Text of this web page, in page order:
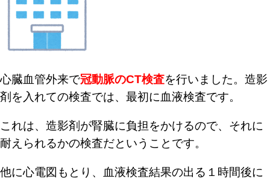
心臓血管外来で冠動脈のCT検査を行いました。 造影
剤を入れての検査では、最初に血液検査です。
これは、造影剤が腎臓に負担をかけるので、それに
耐えられるかの検査だということです。
他に心電図もとり、血液検査結果の出る１時間後に